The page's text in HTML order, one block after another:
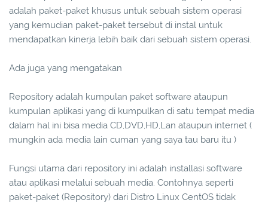
adalah paket-paket khusus untuk sebuah sistem operasi
yang kemudian paket-paket tersebut di instal untuk
mendapatkan kinerja lebih baik dari sebuah sistem operasi.
Ada juga yang mengatakan
Repository adalah kumpulan paket software ataupun
kumpulan aplikasi yang di kumpulkan di satu tempat media
dalam hal ini bisa media CD,DVD,HD,Lan ataupun internet (
mungkin ada media lain cuman yang saya tau baru itu )
Fungsi utama dari repository ini adalah installasi software
atau aplikasi melalui sebuah media. Contohnya seperti
paket-paket (Repository) dari Distro Linux CentOS tidak